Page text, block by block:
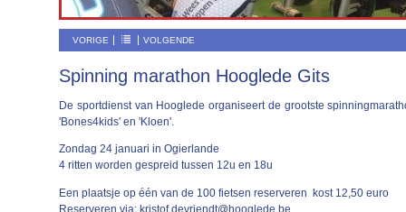
VORIGE VOLGENDE
Spinning marathon Hooglede Gits
De sportdienst van Hooglede organiseert de grootste
'Bones4kids' en 'Kloen'.
Zondag 24 januari in Ogierlande
4 ritten worden gespreid tussen 12u en 18u
Een plaatsje op één van de 100 fietsen reserveren kost 12,50 euro
Reserveren via: kristof.devriendt@hooglede.be